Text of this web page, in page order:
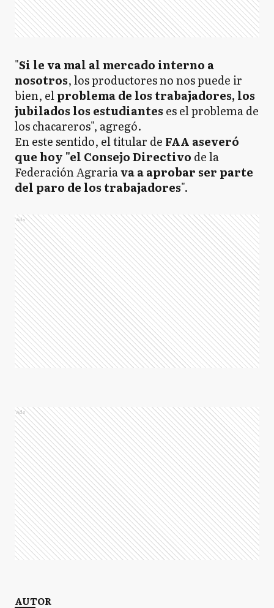
"Si le va mal al mercado interno a
nosotros, los productores no nos puede ir
bien, elproblema de los trabajadores, los
jubilados los estudiantes es el problema de
los chacareros", agregó.
En este sentido, el titular de FAA aseveró
que hoy "el Consejo Directivo de la
Federación Agrariava a aprobar ser parte
del paro de los trabajadores".
Ads
Ads
AUTOR